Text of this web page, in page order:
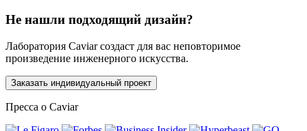
Не нашли подходящий дизайн?
Лаборатория Caviar создаст для вас неповторимое
произведение инженерного искусства.
Заказать индивидуальный проект
Пресса о Caviar